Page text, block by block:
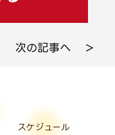
次の記事へ
スケジュール